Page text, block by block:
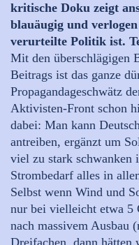
kritische Doku zeigt
blauäugig und
verurteilte Politik ist.
Mit den überschlägigen
Beitrags ist das ganze
Propagandageschwätz
Aktivisten-Front schon
dabei: Man kann
antreiben, ergänzt um
viel zu stark schwanken
Strombedarf alles in
Selbst wenn Wind und
nur bei vielleicht etwa 5
nach massivem Ausbau